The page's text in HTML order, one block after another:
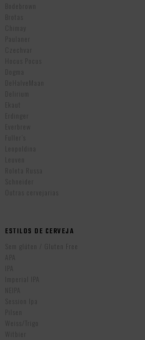
Bodebrown
Brotas
Chimay
Paulaner
Czechvar
Hocus Pocus
Dogma
DeHalveMaan
Delirium
Ekaut
Erdinger
Everbrew
Fuller’s
Leopoldina
Leuven
Roleta Russa
Schneider
Outras cervejarias
ESTILOS DE CERVEJA
Sem glúten / Gluten Free
APA
IPA
Imperial IPA
NEIPA
Session Ipa
Pilsen
Weiss/Trigo
Witbier